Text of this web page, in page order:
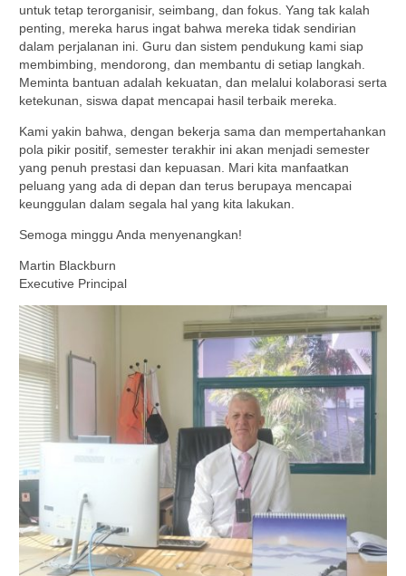
untuk tetap terorganisir, seimbang, dan fokus. Yang tak kalah
penting, mereka harus ingat bahwa mereka tidak sendirian
dalam perjalanan ini. Guru dan sistem pendukung kami siap
membimbing, mendorong, dan membantu di setiap langkah.
Meminta bantuan adalah kekuatan, dan melalui kolaborasi serta
ketekunan, siswa dapat mencapai hasil terbaik mereka.
Kami yakin bahwa, dengan bekerja sama dan mempertahankan
pola pikir positif, semester terakhir ini akan menjadi semester
yang penuh prestasi dan kepuasan. Mari kita manfaatkan
peluang yang ada di depan dan terus berupaya mencapai
keunggulan dalam segala hal yang kita lakukan.
Semoga minggu Anda menyenangkan!
Martin Blackburn
Executive Principal